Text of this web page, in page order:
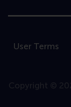
User Terms